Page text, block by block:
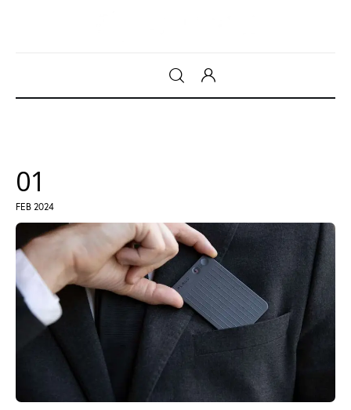
Intrattenimento
Web Log
instagramm
threads
x
01
FEB 2024